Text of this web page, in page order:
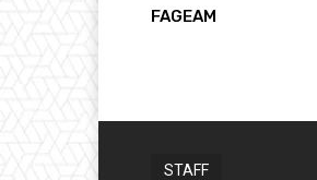
FAGEAM
STAFF